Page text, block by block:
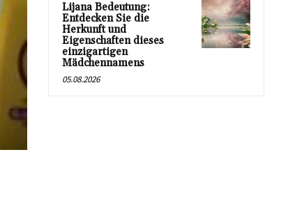
Lijana Bedeutung:
Entdecken Sie die
Herkunft und
Eigenschaften dieses
einzigartigen
Mädchennamens
05.08.2026